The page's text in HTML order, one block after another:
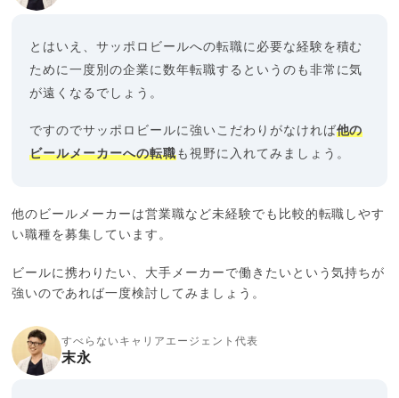
とはいえ、サッポロビールへの転職に必要な経験を積む
ために一度別の企業に数年転職するというのも非常に気
が遠くなるでしょう。
ですのでサッポロビールに強いこだわりがなければ他の
ビールメーカーへの転職も視野に入れてみましょう。
他のビールメーカーは営業職など未経験でも比較的転職しやす
い職種を募集しています。
ビールに携わりたい、大手メーカーで働きたいという気持ちが
強いのであれば一度検討してみましょう。
すべらないキャリアエージェント代表
末永